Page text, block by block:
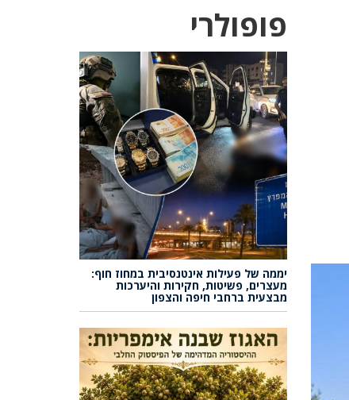
פופולרי
יממה של פעילות אינטנסיבית במחוז חוף:
מעצרים, פשיטות, חקירות והיערכות
מבצעית ברחבי חיפה והצפון